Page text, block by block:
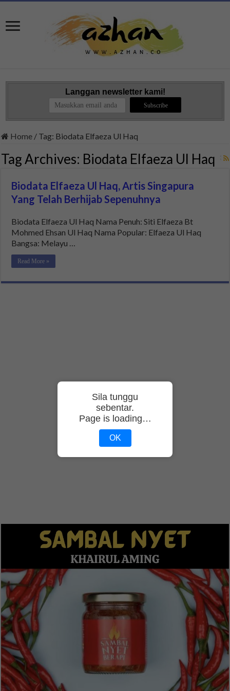
Langgan newsletter kami!
Home / Tag: Biodata Elfaeza Ul Haq
Tag Archives: Biodata Elfaeza Ul Haq
Biodata Elfaeza Ul Haq, Artis Singapura
Yang Telah Berhijab Sepenuhnya
Biodata Elfaeza Ul Haq Nama Penuh: Siti Elfaeza Bt
Mohmed Ehsan Ul Haq Nama Popular: Elfaeza Ul Haq
Bangsa: Melayu …
Read More »
Sila tunggu
sebentar.
Page is loading…
OK